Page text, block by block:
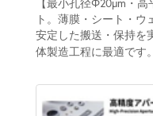
【最小孔径Φ20µm・
ト。薄膜・シート・ウ
安定した搬送・保持を
体製造工程に最適です